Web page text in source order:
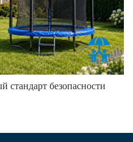
стандарт безопасности